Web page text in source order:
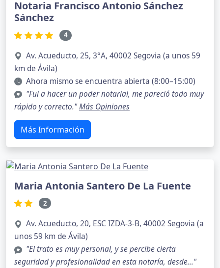
Notaria Francisco Antonio Sánchez
Sánchez
4
Av. Acueducto, 25, 3°A, 40002 Segovia (a unos 59
km de Ávila)
Ahora mismo se encuentra abierta (8:00–15:00)
"Fui a hacer un poder notarial, me pareció todo muy
rápido y correcto."Más Opiniones
Más Información
Maria Antonia Santero De La Fuente
2
Av. Acueducto, 20, ESC IZDA-3-B, 40002 Segovia (a
unos 59 km de Ávila)
"El trato es muy personal, y se percibe cierta
seguridad y profesionalidad en esta notaría, desde..."